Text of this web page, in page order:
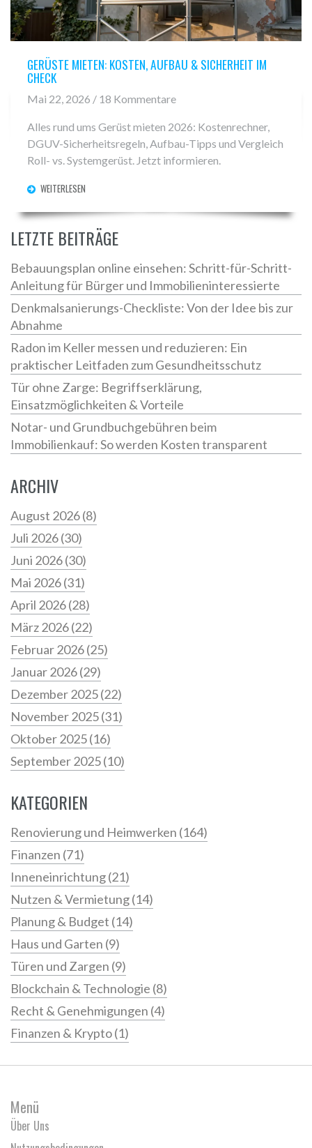
GERÜSTE MIETEN: KOSTEN, AUFBAU & SICHERHEIT IM
CHECK
Mai 22, 2026 / 18 Kommentare
Alles rund ums Gerüst mieten 2026: Kostenrechner,
DGUV-Sicherheitsregeln, Aufbau-Tipps und Vergleich
Roll- vs. Systemgerüst. Jetzt informieren.
WEITERLESEN
LETZTE BEITRÄGE
Bebauungsplan online einsehen: Schritt-für-Schritt-
Anleitung für Bürger und Immobilieninteressierte
Denkmalsanierungs-Checkliste: Von der Idee bis zur
Abnahme
Radon im Keller messen und reduzieren: Ein
praktischer Leitfaden zum Gesundheitsschutz
Tür ohne Zarge: Begriffserklärung,
Einsatzmöglichkeiten & Vorteile
Notar- und Grundbuchgebühren beim
Immobilienkauf: So werden Kosten transparent
ARCHIV
August 2026(8)
Juli 2026(30)
Juni 2026(30)
Mai 2026(31)
April 2026(28)
März 2026(22)
Februar 2026(25)
Januar 2026(29)
Dezember 2025(22)
November 2025(31)
Oktober 2025(16)
September 2025(10)
KATEGORIEN
Renovierung und Heimwerken (164)
Finanzen (71)
Inneneinrichtung(21)
Nutzen & Vermietung(14)
Planung & Budget (14)
Haus und Garten (9)
Türen und Zargen (9)
Blockchain & Technologie (8)
Recht & Genehmigungen (4)
Finanzen & Krypto(1)
Menü
Über Uns